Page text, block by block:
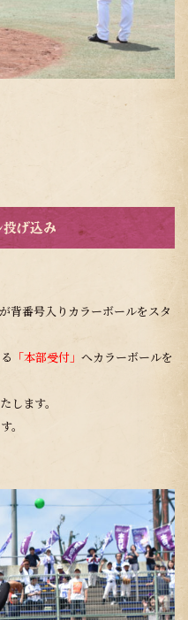
投げ込み
背番号入りカラーボールをスタ
「本部受付」 へカラーボールを
します。
。